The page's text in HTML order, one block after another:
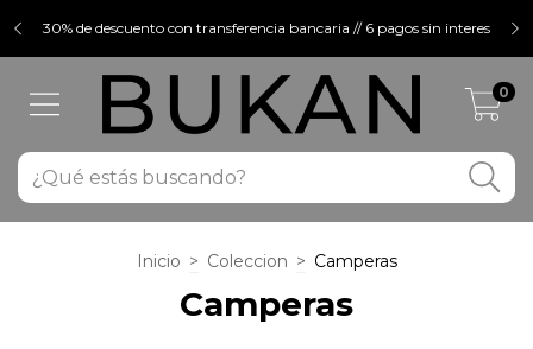
30% de descuento con transferencia bancaria // 6 pagos sin interes
0
Inicio > Coleccion > Camperas
Camperas